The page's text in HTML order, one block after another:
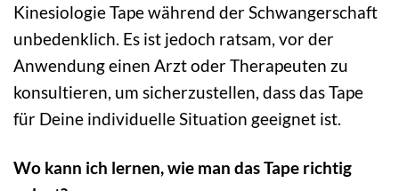
Kinesiologie Tape während der Schwangerschaft
unbedenklich. Es ist jedoch ratsam, vor der
Anwendung einen Arzt oder Therapeuten zu
konsultieren, um sicherzustellen, dass das Tape
für Deine individuelle Situation geeignet ist.
Wo kann ich lernen, wie man das Tape richtig